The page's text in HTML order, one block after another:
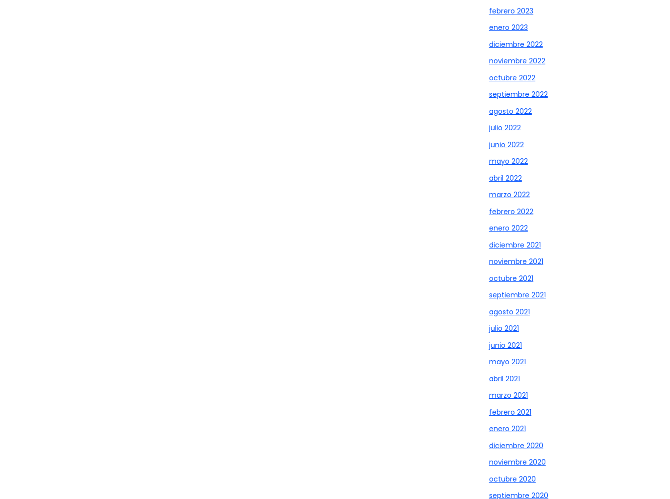
febrero 2023
enero 2023
diciembre 2022
noviembre 2022
octubre 2022
septiembre 2022
agosto 2022
julio 2022
junio 2022
mayo 2022
abril 2022
marzo 2022
febrero 2022
enero 2022
diciembre 2021
noviembre 2021
octubre 2021
septiembre 2021
agosto 2021
julio 2021
junio 2021
mayo 2021
abril 2021
marzo 2021
febrero 2021
enero 2021
diciembre 2020
noviembre 2020
octubre 2020
septiembre 2020